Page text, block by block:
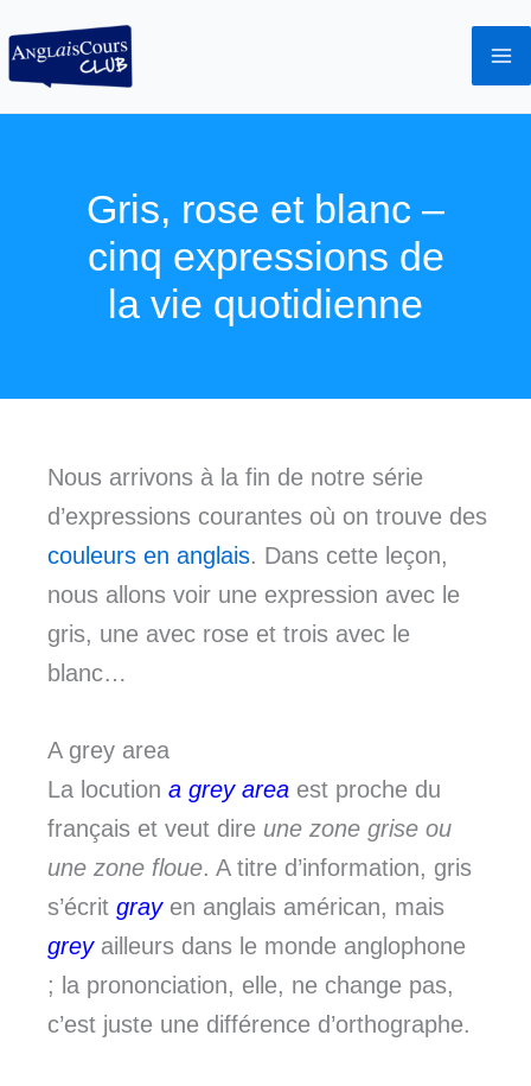
au
contenu
Gris, rose et blanc –
cinq expressions de
la vie quotidienne
Nous arrivons à la fin de notre série
d’expressions courantes où on trouve des
couleurs en anglais. Dans cette leçon,
nous allons voir une expression avec le
gris, une avec rose et trois avec le
blanc…
A grey area
La locution a grey area est proche du
français et veut dire une zone grise ou
une zone floue. A titre d’information, gris
s’écrit gray en anglais américan, mais
grey ailleurs dans le monde anglophone
; la prononciation, elle, ne change pas,
c’est juste une différence d’orthographe.